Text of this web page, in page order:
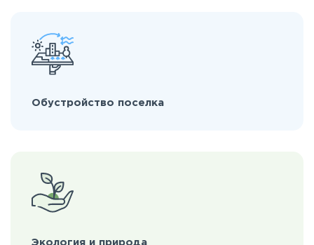
Обустройство поселка
Экология и природа